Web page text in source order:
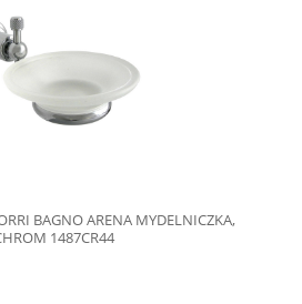
BAGNO ARENA MYDELNICZKA,
1487CR44